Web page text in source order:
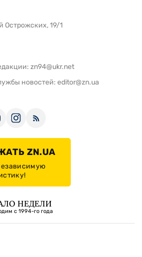
Острожских, 19/1
zn94@ukr.net
новостей: editor@zn.ua
ZN.UA
НЕДЕЛИ
с 1994-го года